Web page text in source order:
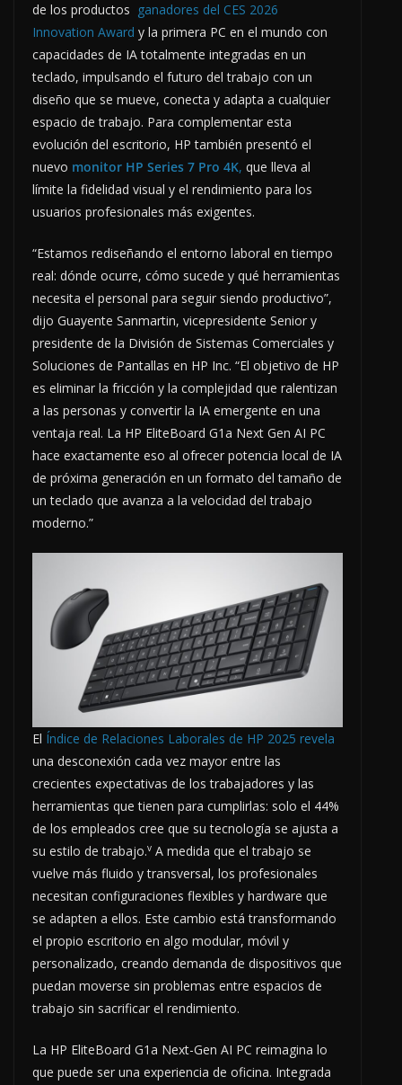
de los productos ganadores del CES 2026
Innovation Award y la primera PC en el mundo con
capacidades de IA totalmente integradas en un
teclado, impulsando el futuro del trabajo con un
diseño que se mueve, conecta y adapta a cualquier
espacio de trabajo. Para complementar esta
evolución del escritorio, HP también presentó el
nuevo monitor HP Series 7 Pro 4K, que lleva al
límite la fidelidad visual y el rendimiento para los
usuarios profesionales más exigentes.
“Estamos rediseñando el entorno laboral en tiempo
real: dónde ocurre, cómo sucede y qué herramientas
necesita el personal para seguir siendo productivo”,
dijo Guayente Sanmartin, vicepresidente Senior y
presidente de la División de Sistemas Comerciales y
Soluciones de Pantallas en HP Inc. “El objetivo de HP
es eliminar la fricción y la complejidad que ralentizan
a las personas y convertir la IA emergente en una
ventaja real. La HP EliteBoard G1a Next Gen AI PC
hace exactamente eso al ofrecer potencia local de IA
de próxima generación en un formato del tamaño de
un teclado que avanza a la velocidad del trabajo
moderno.”
El Índice de Relaciones Laborales de HP 2025 revela
una desconexión cada vez mayor entre las
crecientes expectativas de los trabajadores y las
herramientas que tienen para cumplirlas: solo el 44%
de los empleados cree que su tecnología se ajusta a
su estilo de trabajo.v A medida que el trabajo se
vuelve más fluido y transversal, los profesionales
necesitan configuraciones flexibles y hardware que
se adapten a ellos. Este cambio está transformando
el propio escritorio en algo modular, móvil y
personalizado, creando demanda de dispositivos que
puedan moverse sin problemas entre espacios de
trabajo sin sacrificar el rendimiento.
La HP EliteBoard G1a Next-Gen AI PC reimagina lo
que puede ser una experiencia de oficina. Integrada